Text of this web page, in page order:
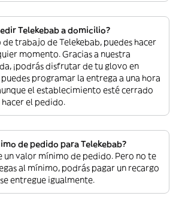
Telekebab a domicilio?
trabajo de Telekebab, puedes hacer
momento. Gracias a nuestra
¡podrás disfrutar de tu glovo en
programar la entrega a una hora
el establecimiento esté cerrado
el pedido.
de pedido para Telekebab?
un valor mínimo de pedido. Pero no te
al mínimo, podrás pagar un recargo
entregue igualmente.